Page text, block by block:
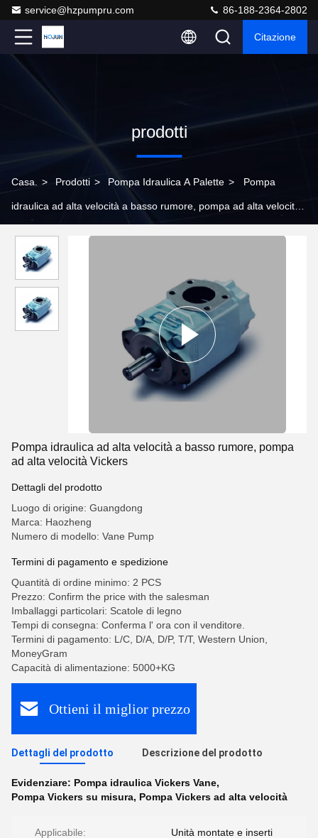
service@hzpumpru.com 86-188-2364-2802
Citazione
prodotti
Casa. > Prodotti > Pompa Idraulica A Palette > Pompa
idraulica ad alta velocità a basso rumore, pompa ad alta velocità
Pompa idraulica ad alta velocità a basso rumore, pompa
ad alta velocità Vickers
Dettagli del prodotto
Luogo di origine: Guangdong
Marca: Haozheng
Numero di modello: Vane Pump
Termini di pagamento e spedizione
Quantità di ordine minimo: 2 PCS
Prezzo: Confirm the price with the salesman
Imballaggi particolari: Scatole di legno
Tempi di consegna: Conferma l' ora con il venditore.
Termini di pagamento: L/C, D/A, D/P, T/T, Western Union,
MoneyGram
Capacità di alimentazione: 5000+KG
Ottieni il miglior prezzo
Dettagli del prodotto Descrizione del prodotto
Evidenziare: Pompa idraulica Vickers Vane,
Pompa Vickers su misura, Pompa Vickers ad alta velocità
Applicabile: Unità montate e inserti